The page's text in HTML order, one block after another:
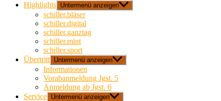
Highlights Untermenü anzeigen
schiller.bläser
schiller.digital
schiller.ganztag
schiller.mint
schiller.sport
Übertritt Untermenü anzeigen
Informationen
Vorabanmeldung Jgst. 5
Anmeldung ab Jgst. 6
Service Untermenü anzeigen